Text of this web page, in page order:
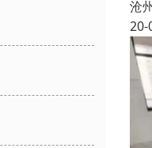
沧
20-